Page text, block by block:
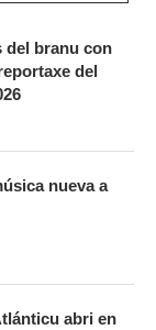
del branu con
del
nueva a
abri en